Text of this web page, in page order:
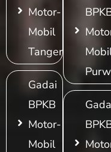
Motor-
Mobil
Tangerang
Gadai
BPKB
Motor-
Mobil